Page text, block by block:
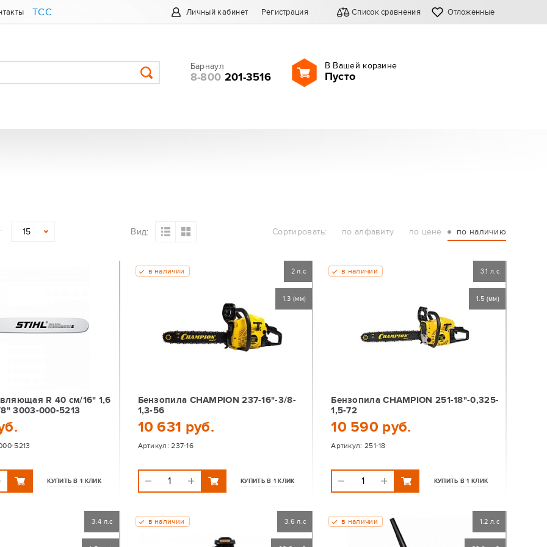
ТСС Личный кабинет Регистрация Список сравнения Отложенные
Барнаул
8-800 201-3516
В Вашей корзине
Пусто
15 Вид: Сортировать: по алфавиту по цене по наличию
R 40 см/16" 1,6
3003-000-5213
5213
КУПИТЬ В 1 КЛИК
Бензопила CHAMPION 237-16"-3/8-
1,3-56
10 631 руб.
Артикул:237-16
в наличии
КУПИТЬ В 1 КЛИК
2 л.с
1.3 (мм)
Бензопила CHAMPION 251-18"-0,325-
1,5-72
10 590 руб.
Артикул: 251-18
в наличии
КУПИТЬ В 1 КЛИК
3.1 л.с
1.5 (мм)
3.4 л.с в наличии 3.6 л.с в наличии 1.2 л.с